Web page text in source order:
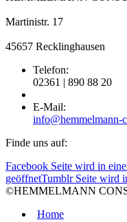
Martinistr. 17
45657 Recklinghausen
Telefon:
02361 | 890 88 20
E-Mail:
info@hemmelmann-
Finde uns auf:
Facebook Seite wird in
geöffnetTumblr Seite wird
©HEMMELMANN
Home